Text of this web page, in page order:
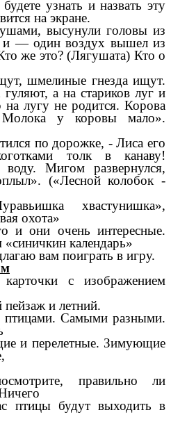
узнать и назвать эту
на экране.
высунули головы из
— один воздух вышел из
же это? (Лягушата) Кто о
шмелиные гнезда ищут.
а на стариков луг и
на лугу не родится. Корова
Молока у коровы мало».
по дорожке, - Лиса его
толк в канаву!
Мигом развернулся,
(«Лесной колобок -
хвастунишка»,
охота»
и они очень интересные.
календарь»
вам поиграть в игру.
с изображением
пейзаж и летний.
птицами. Самыми разными.
и перелетные. Зимующие
правильно ли
птицы будут выходить в